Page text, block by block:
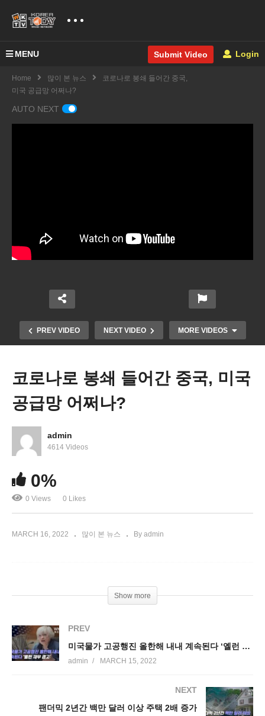
MENU Submit Video Login
Home 많이 본 뉴스
코로나로 봉쇄 들어간 중국,
미국 공급망 어쩌나?
AUTO NEXT
PREV VIDEO NEXT VIDEO MORE VIDEOS
미국 소매판매 2월에 0.3% 증가로 급속 냉각
코로나로 봉쇄 들어간 중국, 미국
공급망 어쩌나?
admin
4614 Videos
0%
0 Views 0 Likes
MARCH 16, 2022 많이 본 뉴스 By admin
Show more
PREV
미국물가 고공행진 올한해 내내 계속된다 ‘옐런 재무 경고’
admin MARCH 15, 2022
NEXT
팬더믹 2년간 백만 달러 이상 주택 2배 증가